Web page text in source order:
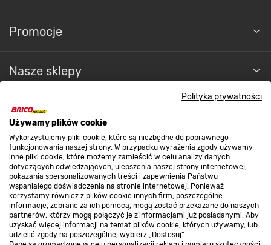
Polityka prywatności
Używamy plików cookie
Wykorzystujemy pliki cookie, które są niezbędne do poprawnego
funkcjonowania naszej strony. W przypadku wyrażenia zgody używamy
inne pliki cookie, które możemy zamieścić w celu analizy danych
dotyczących odwiedzających, ulepszenia naszej strony internetowej,
pokazania spersonalizowanych treści i zapewnienia Państwu
wspaniałego doświadczenia na stronie internetowej. Ponieważ
korzystamy również z plików cookie innych firm, poszczególne
informacje, zebrane za ich pomocą, mogą zostać przekazane do naszych
partnerów, którzy mogą połączyć je z informacjami już posiadanymi. Aby
uzyskać więcej informacji na temat plików cookie, których używamy, lub
udzielić zgody na poszczególne, wybierz „Dostosuj”.
Promocje
Nasze sklepy
O nas
Kontakt do sklepu
Strefa biznesu
Dołącz do nas